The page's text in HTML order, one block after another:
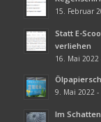
15. Februar
Statt E-
verliehen
16. Mai 2022
9. Mai 2022 -
Im